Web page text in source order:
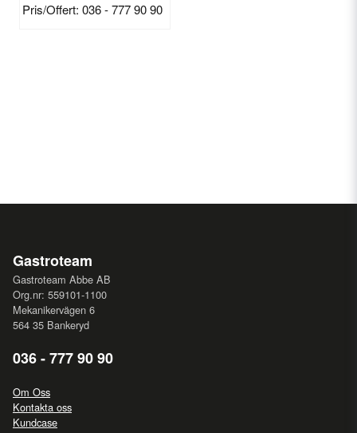
Pris/Offert: 036 - 777 90 90
Gastroteam
Gastroteam Abbe AB
Org.nr: 559101-1100
Mekanikervägen 6
564 35 Bankeryd
036 - 777 90 90
Om Oss
Kontakta oss
Kundcase